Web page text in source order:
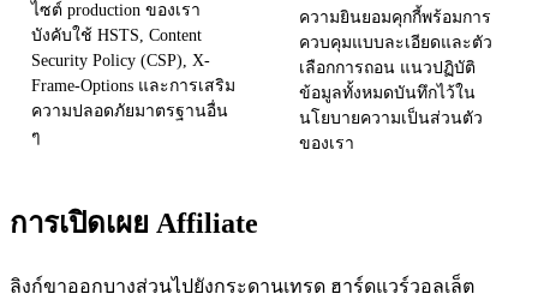
ไซต์ production ของเรา
บังคับใช้ HSTS, Content
Security Policy (CSP), X-
Frame-Options และการเสริม
ความปลอดภัยมาตรฐานอื่น
ๆ
ความยินยอมคุกกี้พร้อมการ
ควบคุมแบบละเอียดและตัว
เลือกการถอน แนวปฏิบัติ
ข้อมูลทั้งหมดบันทึกไว้ใน
นโยบายความเป็นส่วนตัว
ของเรา
การเปิดเผย Affiliate
ลิงก์ขาออกบางส่วนไปยังกระดานเทรด ฮาร์ดแวร์วอลเล็ต